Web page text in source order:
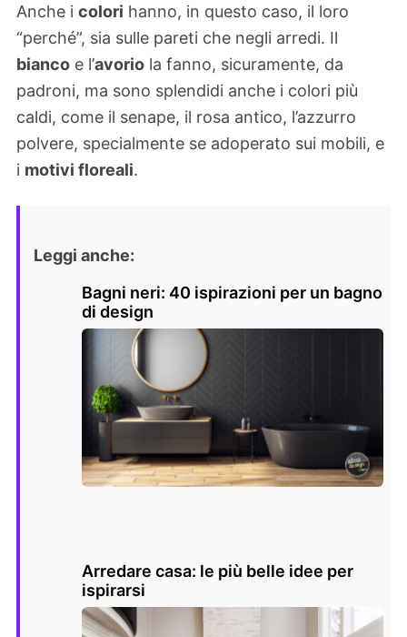
Anche i colori hanno, in questo caso, il loro
“perché”, sia sulle pareti che negli arredi. Il
bianco e l’avorio la fanno, sicuramente, da
padroni, ma sono splendidi anche i colori più
caldi, come il senape, il rosa antico, l’azzurro
polvere, specialmente se adoperato sui mobili, e
i motivi floreali.
Leggi anche:
Bagni neri: 40 ispirazioni per un bagno
di design
Arredare casa: le più belle idee per
ispirarsi